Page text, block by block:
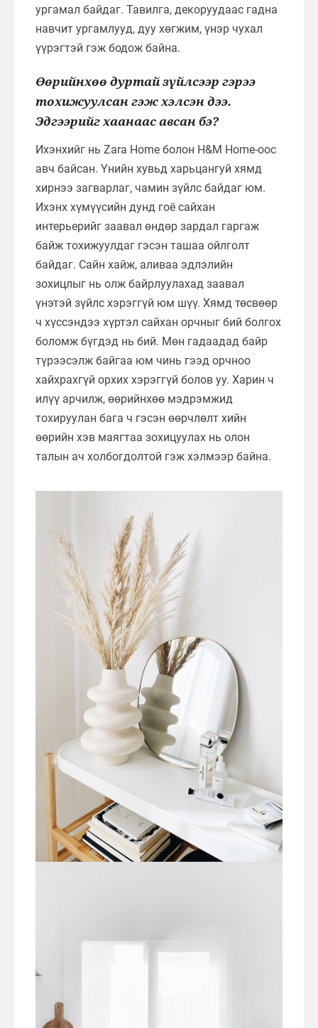
ургамал байдаг. Тавилга, декоруудаас гадна
навчит ургамлууд, дуу хөгжим, үнэр чухал
үүрэгтэй гэж бодож байна.
Өөрийнхөө дуртай зүйлсээр гэрээ
тохижуулсан гэж хэлсэн дээ.
Эдгээрийг хаанаас авсан бэ?
Ихэнхийг нь Zara Home болон H&M Home-оос
авч байсан. Үнийн хувьд харьцангуй хямд
хирнээ загварлаг, чамин зүйлс байдаг юм.
Ихэнх хүмүүсийн дунд гоё сайхан
интерьерийг заавал өндөр зардал гаргаж
байж тохижуулдаг гэсэн ташаа ойлголт
байдаг. Сайн хайж, аливаа эдлэлийн
зохицлыг нь олж байрлуулахад заавал
үнэтэй зүйлс хэрэггүй юм шүү. Хямд төсвөөр
ч хүссэндээ хүртэл сайхан орчныг бий болгох
боломж бүгдэд нь бий. Мөн гадаадад байр
түрээсэлж байгаа юм чинь гээд орчноо
хайхрахгүй орхих хэрэггүй болов уу. Харин ч
илүү арчилж, өөрийнхөө мэдрэмжид
тохируулан бага ч гэсэн өөрчлөлт хийн
өөрийн хэв маягтаа зохицуулах нь олон
талын ач холбогдолтой гэж хэлмээр байна.